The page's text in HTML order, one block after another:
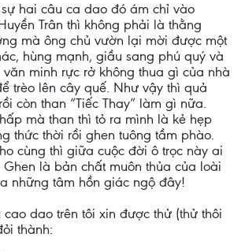
hai câu ca dao đó ám chỉ vào
Trân thì không phải là thằng
mà ông chủ vườn lại mời được một
hùng mạnh, giầu sang phú quý và
văn minh rực rở không thua gì của nhà
trèo lên cây quế. Như vậy thì quả
còn than “Tiếc Thay” làm gì nữa.
mà than thì tỏ ra mình là kẻ hẹp
thức thời rồi ghen tuông tầm phào.
cùng thì giữa cuộc đời ô trọc này ai
là bản chất muôn thủa của loài
những tâm hồn giác ngộ đây!
dao trên tôi xin được thử (thử thôi
thành: